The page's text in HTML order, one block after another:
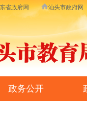
省政府网 汕头市政府网
政务公开